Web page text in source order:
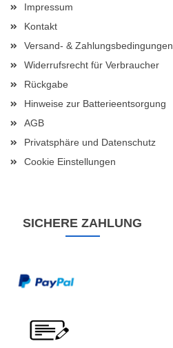
Impressum
Kontakt
Versand- & Zahlungsbedingungen
Widerrufsrecht für Verbraucher
Rückgabe
Hinweise zur Batterieentsorgung
AGB
Privatsphäre und Datenschutz
Cookie Einstellungen
SICHERE ZAHLUNG